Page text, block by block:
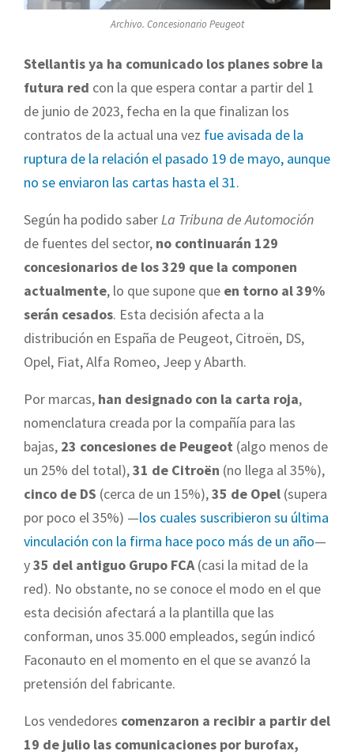
Archivo. Concesionario Peugeot
Stellantis ya ha comunicado los planes sobre la
futura red con la que espera contar a partir del 1
de junio de 2023, fecha en la que finalizan los
contratos de la actual una vez fue avisada de la
ruptura de la relación el pasado 19 de mayo, aunque
no se enviaron las cartas hasta el 31.
Según ha podido saberLa Tribuna de Automoción
de fuentes del sector, no continuarán 129
concesionarios de los 329 que la componen
actualmente, lo que supone que en torno al 39%
serán cesados. Esta decisión afecta a la
distribución en España de Peugeot, Citroën, DS,
Opel, Fiat, Alfa Romeo, Jeep y Abarth.
Por marcas, han designado con la carta roja,
nomenclatura creada por la compañía para las
bajas, 23 concesiones de Peugeot (algo menos de
un 25% del total),31 de Citroën (no llega al 35%),
cinco de DS (cerca de un 15%),35 de Opel (supera
por poco el 35%) —los cuales suscribieron su última
vinculación con la firma hace poco más de un año—
y35 del antiguo Grupo FCA(casi la mitad de la
red). No obstante, no se conoce el modo en el que
esta decisión afectará a la plantilla que las
conforman, unos 35.000 empleados, según indicó
Faconauto en el momento en el que se avanzó la
pretensión del fabricante.
Los vendedores comenzaron a recibir a partir del
19 de julio las comunicaciones por burofax,